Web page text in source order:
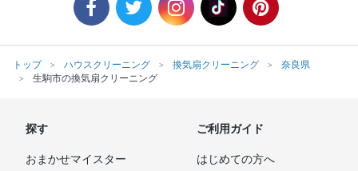
トップ ハウスクリーニング 換気扇クリーニング
奈良県
生駒市の換気扇クリーニング
探す
おまかせマイスター
ご利用ガイド
はじめての方へ